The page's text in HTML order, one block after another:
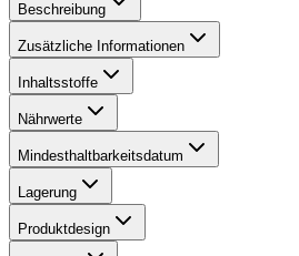
Beschreibung
Zusätzliche Informationen
Inhaltsstoffe
Nährwerte
Mindesthaltbarkeitsdatum
Lagerung
Produktdesign